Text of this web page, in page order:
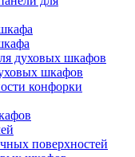
духовых шкафов
шкафов
конфорки
поверхностей